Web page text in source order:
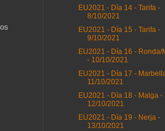
EU2021 - Día 14 - Tarifa -
8/10/2021
EU2021 - Día 15 - Tarifa -
9/10/2021
EU2021 - Día 16 - Ronda/
- 10/10/2021
EU2021 - Día 17 -
11/10/2021
EU2021 - Día 18 - Malga -
12/10/2021
EU2021 - Día 19 - Nerja -
13/10/2021